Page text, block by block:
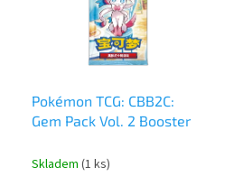
Pokémon TCG: CBB2C:
Gem Pack Vol. 2 Booster
Skladem (1 ks)